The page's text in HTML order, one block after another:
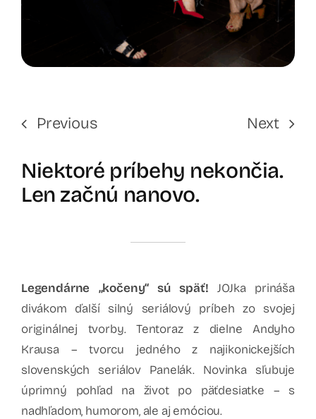
Previous Next
Niektoré príbehy nekončia.
Len začnú nanovo.
Legendárne „kočeny“ sú späť! JOJka prináša
divákom ďalší silný seriálový príbeh zo svojej
originálnej tvorby. Tentoraz z dielne Andyho
Krausa – tvorcu jedného z najikonickejších
slovenských seriálov Panelák. Novinka sľubuje
úprimný pohľad na život po päťdesiatke – s
nadhľadom, humorom, ale aj emóciou.